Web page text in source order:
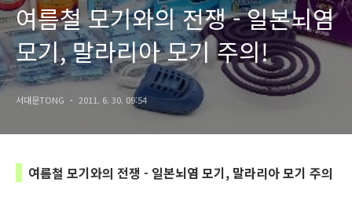
여름철 모기와의 전쟁 - 일본뇌염
모기, 말라리아 모기 주의!
서대문TONG 2011. 6. 30. 09:54
여름철 모기와의 전쟁 - 일본뇌염 모기, 말라리아 모기 주의